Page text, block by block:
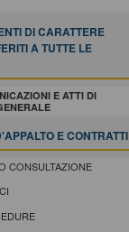
DI CARATTERE
A TUTTE LE
E ATTI DI
E CONTRATTI
CONSULTAZIONE